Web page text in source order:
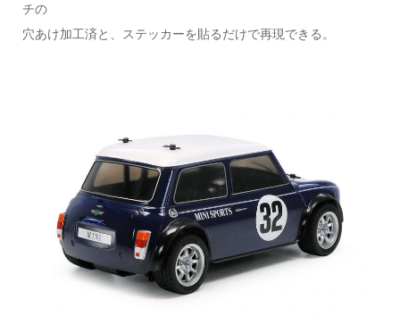
チの
穴あけ加工済と、ステッカーを貼るだけで再現できる。